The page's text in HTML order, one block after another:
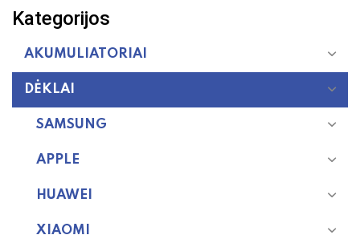
Kategorijos
AKUMULIATORIAI
DĖKLAI
SAMSUNG
APPLE
HUAWEI
XIAOMI